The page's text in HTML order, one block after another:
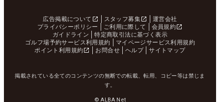
広告掲載について スタッフ募集
運営会社
プライバシーポリシー
ご利用に際して
会員規約
ガイドライン
特定商取引法に基づく表示
ゴルフ場予約サービス利用規約
マイページサービス利用規約
ポイント利用規約
お問合せ ヘルプ サイトマップ
掲載されている全てのコンテンツの無断での転載、転用、コピー等は禁じま
す。
© ALBA Net